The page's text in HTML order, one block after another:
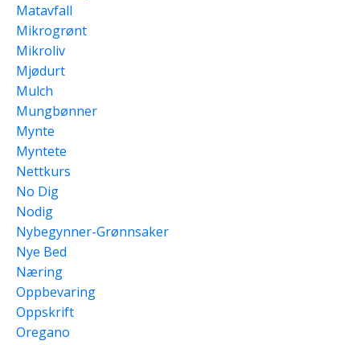
Matavfall
Mikrogrønt
Mikroliv
Mjødurt
Mulch
Mungbønner
Mynte
Myntete
Nettkurs
No Dig
Nodig
Nybegynner-Grønnsaker
Nye Bed
Næring
Oppbevaring
Oppskrift
Oregano